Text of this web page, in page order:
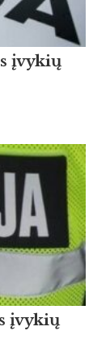
įvykių
įvykių